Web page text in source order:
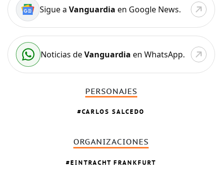
Sigue a Vanguardia en Google News.
Noticias deVanguardia en WhatsApp.
PERSONAJES
CARLOS SALCEDO
ORGANIZACIONES
EINTRACHT FRANKFURT